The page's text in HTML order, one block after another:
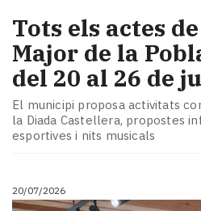
Tots els actes
Major de la
del 20 al 26 de
El municipi proposa activitats
la Diada Castellera, propostes
esportives i nits musicals
20/07/2026